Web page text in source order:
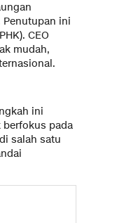
Penutupan ini
CEO
mudah,
ini
berfokus pada
salah satu